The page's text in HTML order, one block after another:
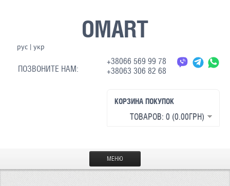
OMART
рус| укр
ПОЗВОНИТЕ НАМ:
+38066 569 99 78
+38063 306 82 68
КОРЗИНА ПОКУПОК
ТОВАРОВ: 0 (0.00ГРН)
МЕНЮ